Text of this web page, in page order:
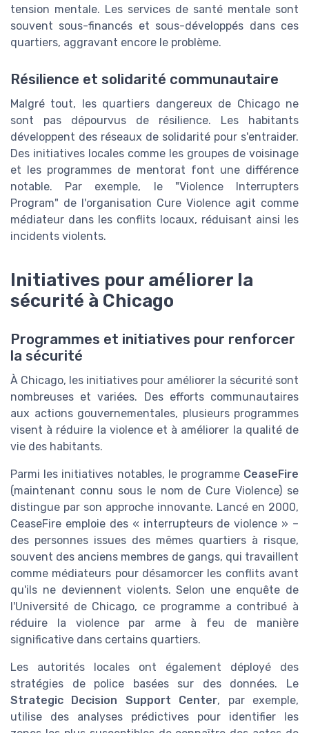
tension mentale. Les services de santé mentale sont
souvent sous-financés et sous-développés dans ces
quartiers, aggravant encore le problème.
Résilience et solidarité communautaire
Malgré tout, les quartiers dangereux de Chicago ne
sont pas dépourvus de résilience. Les habitants
développent des réseaux de solidarité pour s'entraider.
Des initiatives locales comme les groupes de voisinage
et les programmes de mentorat font une différence
notable. Par exemple, le "Violence Interrupters
Program" de l'organisation Cure Violence agit comme
médiateur dans les conflits locaux, réduisant ainsi les
incidents violents.
Initiatives pour améliorer la
sécurité à Chicago
Programmes et initiatives pour renforcer
la sécurité
À Chicago, les initiatives pour améliorer la sécurité sont
nombreuses et variées. Des efforts communautaires
aux actions gouvernementales, plusieurs programmes
visent à réduire la violence et à améliorer la qualité de
vie des habitants.
Parmi les initiatives notables, le programme CeaseFire
(maintenant connu sous le nom de Cure Violence) se
distingue par son approche innovante. Lancé en 2000,
CeaseFire emploie des « interrupteurs de violence » –
des personnes issues des mêmes quartiers à risque,
souvent des anciens membres de gangs, qui travaillent
comme médiateurs pour désamorcer les conflits avant
qu'ils ne deviennent violents. Selon une enquête de
l'Université de Chicago, ce programme a contribué à
réduire la violence par arme à feu de manière
significative dans certains quartiers.
Les autorités locales ont également déployé des
stratégies de police basées sur des données. Le
Strategic Decision Support Center, par exemple,
utilise des analyses prédictives pour identifier les